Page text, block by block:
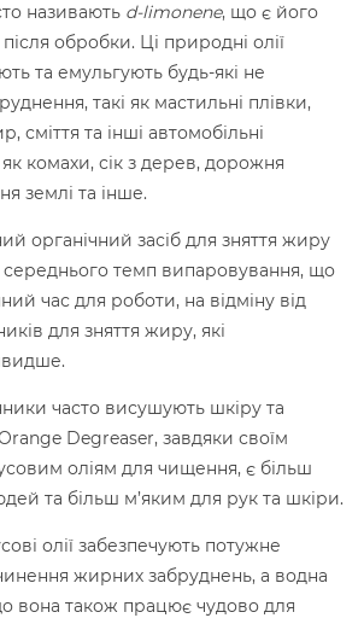
називають d-limonene, що є його
обробки. Ці природні олії
та емульгують будь-які не
такі як мастильні плівки,
сміття та інші автомобільні
як комахи, сік з дерев, дорожня
землі та інше.
органічний засіб для зняття жиру
середнього темп випаровування, що
час для роботи, на відміну від
для зняття жиру, які
часто висушують шкіру та
Degreaser, завдяки своїм
оліям для чищення, є більш
та більш м’яким для рук та шкіри.
олії забезпечують потужне
жирних забруднень, а водна
вона також працює чудово для